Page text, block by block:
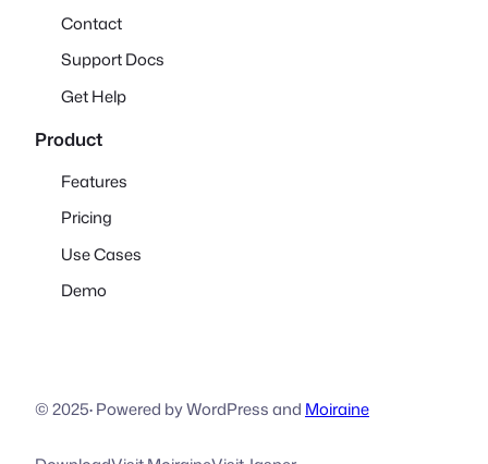
Contact
Support Docs
Get Help
Product
Features
Pricing
Use Cases
Demo
© 2025·Powered by WordPress and Moiraine